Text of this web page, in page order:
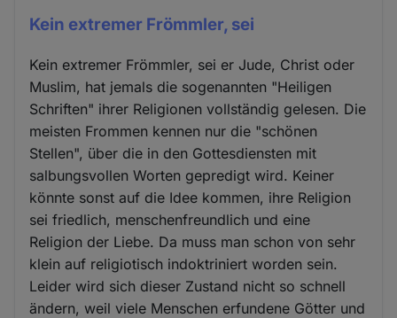
Kein extremer Frömmler, sei
Kein extremer Frömmler, sei er Jude, Christ oder
Muslim, hat jemals die sogenannten "Heiligen
Schriften" ihrer Religionen vollständig gelesen. Die
meisten Frommen kennen nur die "schönen
Stellen", über die in den Gottesdiensten mit
salbungsvollen Worten gepredigt wird. Keiner
könnte sonst auf die Idee kommen, ihre Religion
sei friedlich, menschenfreundlich und eine
Religion der Liebe. Da muss man schon von sehr
klein auf religiotisch indoktriniert worden sein.
Leider wird sich dieser Zustand nicht so schnell
ändern, weil viele Menschen erfundene Götter und